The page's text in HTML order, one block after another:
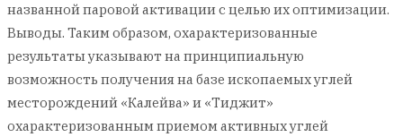
названной паровой активации с целью их оптимизации.
Выводы. Таким образом, охарактеризованные
результаты указывают на принципиальную
возможность получения на базе ископаемых углей
месторождений «Калейва» и «Тиджит»
охарактеризованным приемом активных углей